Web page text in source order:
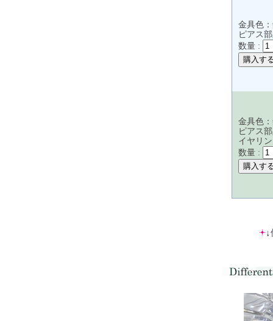
金具色
ピアス
数量 :
金具色
ピアス
イヤリ
数量 :